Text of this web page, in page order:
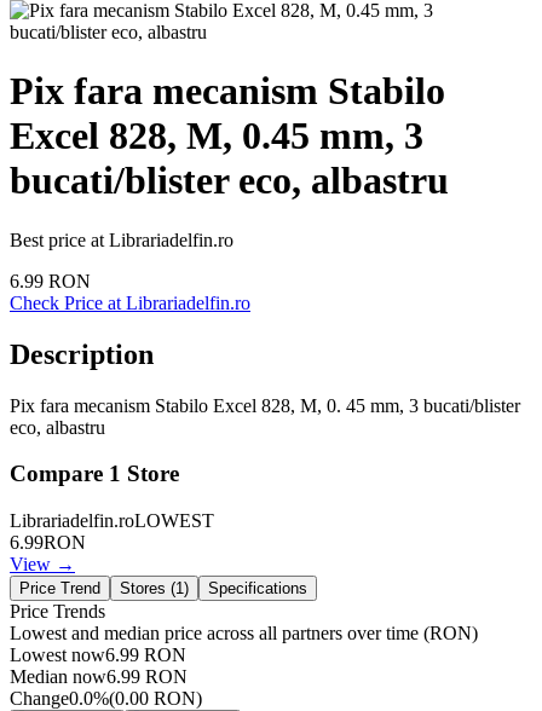
Pix fara mecanism Stabilo
Excel 828, M, 0.45 mm, 3
bucati/blister eco, albastru
Best price at Librariadelfin.ro
6.99 RON
Check Price at Librariadelfin.ro
Description
Pix fara mecanism Stabilo Excel 828, M, 0. 45 mm, 3 bucati/blister
eco, albastru
Compare 1 Store
Librariadelfin.roLOWEST
6.99RON
View →
Price Trend Stores (1) Specifications
Price Trends
Lowest and median price across all partners over time (RON)
Lowest now6.99 RON
Median now6.99 RON
Change0.0%(0.00 RON)